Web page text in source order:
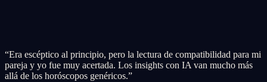
“Era escéptico al principio, pero la lectura de compatibilidad para mi
pareja y yo fue muy acertada. Los insights con IA van mucho más
allá de los horóscopos genéricos.”